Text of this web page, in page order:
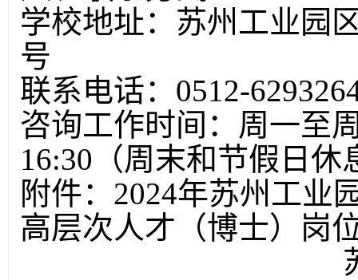
学校地址：苏州工业园
号
联系电话：0512-
咨询工作时间：周一至
16:30（周末和节假日休
附件：2024年苏州工业
高层次人才（博士）岗